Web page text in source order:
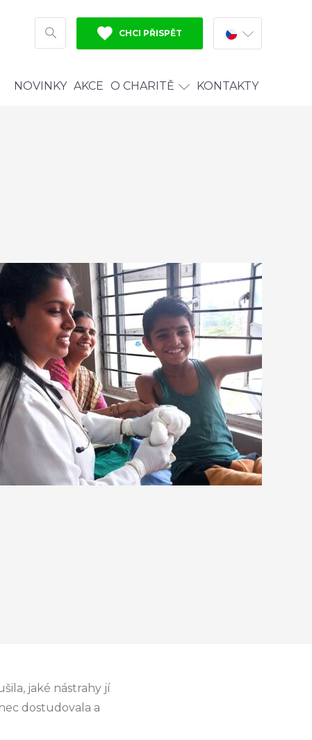
HLEDAT CHCI PŘISPĚT
NOVINKY AKCE O CHARITĚ KONTAKTY
jaké nástrahy jí
dostudovala a